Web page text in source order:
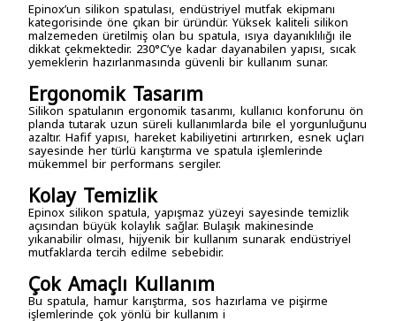
Epinox’un silikon spatulası, endüstriyel mutfak ekipmanı
kategorisinde öne çıkan bir üründür. Yüksek kaliteli silikon
malzemeden üretilmiş olan bu spatula, ısıya dayanıklılığı ile
dikkat çekmektedir. 230°C’ye kadar dayanabilen yapısı, sıcak
yemeklerin hazırlanmasında güvenli bir kullanım sunar.
Ergonomik Tasarım
Silikon spatulanın ergonomik tasarımı, kullanıcı konforunu ön
planda tutarak uzun süreli kullanımlarda bile el yorgunluğunu
azaltır. Hafif yapısı, hareket kabiliyetini artırırken, esnek uçları
sayesinde her türlü karıştırma ve spatula işlemlerinde
mükemmel bir performans sergiler.
Kolay Temizlik
Epinox silikon spatula, yapışmaz yüzeyi sayesinde temizlik
açısından büyük kolaylık sağlar. Bulaşık makinesinde
yıkanabilir olması, hijyenik bir kullanım sunarak endüstriyel
mutfaklarda tercih edilme sebebidir.
Çok Amaçlı Kullanım
Bu spatula, hamur karıştırma, sos hazırlama ve pişirme
işlemlerinde çok yönlü bir kullanım i